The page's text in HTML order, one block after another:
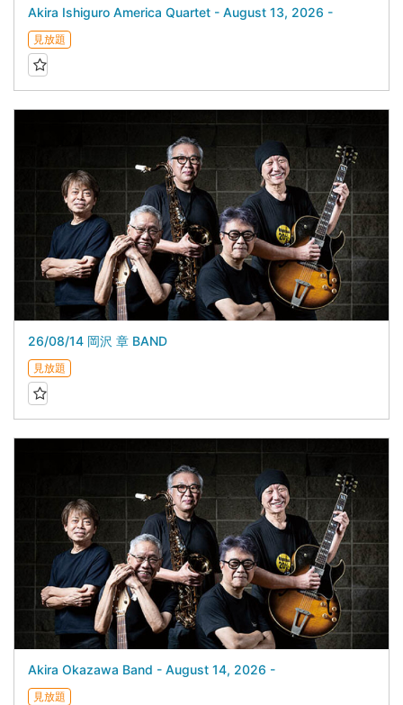
Akira Ishiguro America Quartet - August 13, 2026 -
見放題
26/08/14 岡沢 章 BAND
見放題
Akira Okazawa Band - August 14, 2026 -
見放題